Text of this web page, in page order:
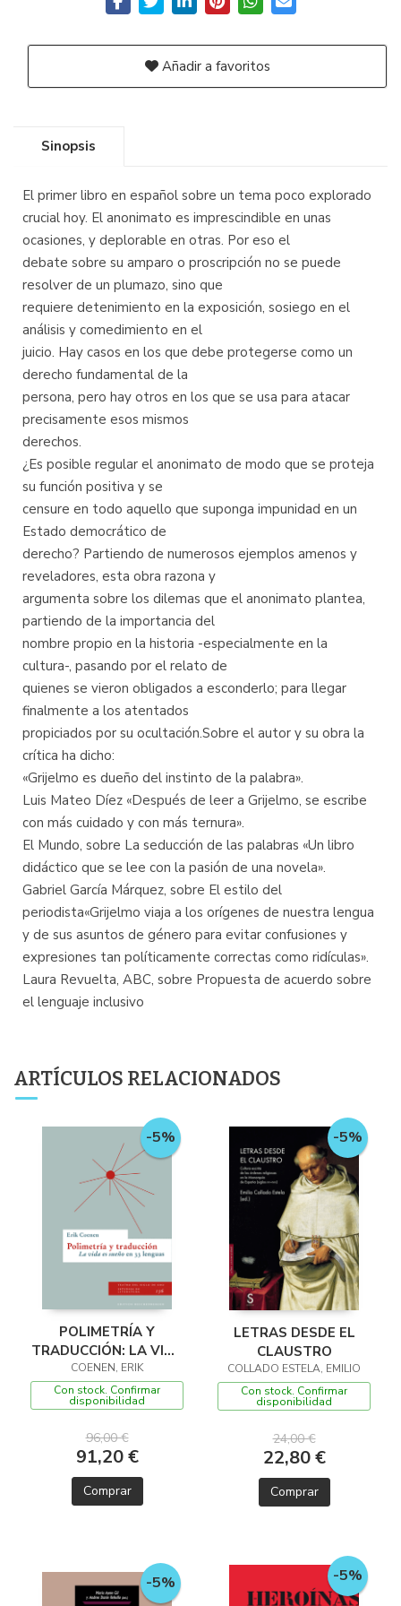
Añadir a favoritos
Sinopsis
El primer libro en español sobre un tema poco explorado
crucial hoy. El anonimato es imprescindible en unas
ocasiones, y deplorable en otras. Por eso el
debate sobre su amparo o proscripción no se puede
resolver de un plumazo, sino que
requiere detenimiento en la exposición, sosiego en el
análisis y comedimiento en el
juicio. Hay casos en los que debe protegerse como un
derecho fundamental de la
persona, pero hay otros en los que se usa para atacar
precisamente esos mismos
derechos.
¿Es posible regular el anonimato de modo que se proteja
su función positiva y se
censure en todo aquello que suponga impunidad en un
Estado democrático de
derecho? Partiendo de numerosos ejemplos amenos y
reveladores, esta obra razona y
argumenta sobre los dilemas que el anonimato plantea,
partiendo de la importancia del
nombre propio en la historia -especialmente en la
cultura-, pasando por el relato de
quienes se vieron obligados a esconderlo; para llegar
finalmente a los atentados
propiciados por su ocultación.Sobre el autor y su obra la
crítica ha dicho:
«Grijelmo es dueño del instinto de la palabra».
Luis Mateo Díez «Después de leer a Grijelmo, se escribe
con más cuidado y con más ternura».
El Mundo, sobre La seducción de las palabras «Un libro
didáctico que se lee con la pasión de una novela».
Gabriel García Márquez, sobre El estilo del
periodista«Grijelmo viaja a los orígenes de nuestra lengua
y de sus asuntos de género para evitar confusiones y
expresiones tan políticamente correctas como ridículas».
Laura Revuelta, ABC, sobre Propuesta de acuerdo sobre
el lenguaje inclusivo
ARTÍCULOS RELACIONADOS
-5%
POLIMETRÍA Y
TRADUCCIÓN: LA VIDA
ES SUEÑO EN 33
LENGUAS
COENEN, ERIK
Con stock. Confirmar
disponibilidad
96,00 €
91,20 €
Comprar
-5%
LETRAS DESDE EL
CLAUSTRO
COLLADO ESTELA, EMILIO
Con stock. Confirmar
disponibilidad
24,00 €
22,80 €
Comprar
-5% -5%